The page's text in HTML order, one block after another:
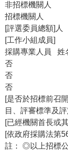
非招標機關人
招標機關人
[評選委員總額]人
[工作小組成員]
採購專業人員 姓
否
否
否
[是否於招標前召
目、評審標準及
[已經機關首長或
[依政府採購法第
註： ◎以上招標